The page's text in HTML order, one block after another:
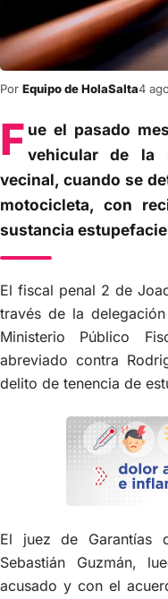
Por Equipo de HolaSalta4
F ue el pasado
vehicular de la
vecinal, cuando se
motocicleta, con
sustancia
El fiscal penal 2 de
través de la
Ministerio Público
abreviado contra
delito de tenencia de
El juez de Garantías
Sebastián Guzmán,
acusado y con el